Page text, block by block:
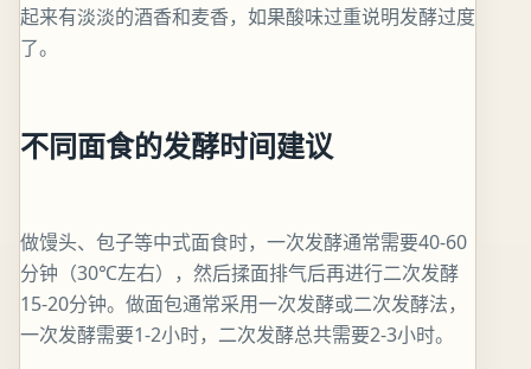
起来有淡淡的酒香和麦香，如果酸味过重说明发酵过度
了。
不同面食的发酵时间建议
做馒头、包子等中式面食时，一次发酵通常需要40-60
分钟（30℃左右），然后揉面排气后再进行二次发酵
15-20分钟。做面包通常采用一次发酵或二次发酵法，
一次发酵需要1-2小时，二次发酵总共需要2-3小时。